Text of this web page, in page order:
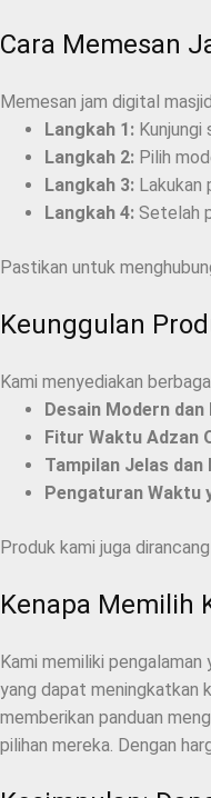
Cara Memesan
Memesan jam digital
Langkah 1:
Langkah 2: Pilih
Langkah 3: Lakukan
Langkah 4: Setelah
Pastikan untuk
Keunggulan
Kami menyediakan
Desain Modern dan
Fitur Waktu Adzan
Tampilan Jelas dan
Pengaturan Waktu
Produk kami juga
Kenapa Memilih
Kami memiliki
yang dapat meningkatkan
memberikan panduan
pilihan mereka. Dengan